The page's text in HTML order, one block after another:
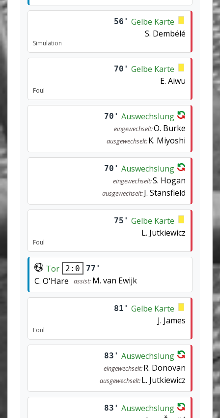
56' Gelbe Karte
S. Dembélé
Simulation
70' Gelbe Karte
E. Aiwu
Foul
70' Auswechslung
eingewechselt:O. Burke
ausgewechselt:K. Miyoshi
70' Auswechslung
eingewechselt:S. Hogan
ausgewechselt:J. Stansfield
75' Gelbe Karte
L. Jutkiewicz
Foul
Tor 2:0 77'
C. O'Hare assist: M. van Ewijk
81' Gelbe Karte
J. James
Foul
83' Auswechslung
eingewechselt:R. Donovan
ausgewechselt:L. Jutkiewicz
83' Auswechslung